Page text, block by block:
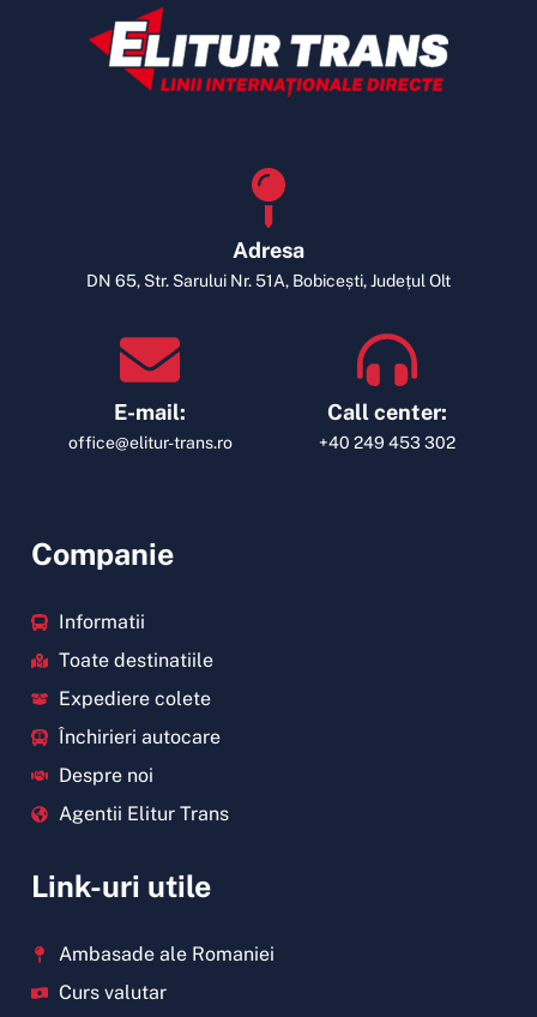
Adresa
DN 65, Str. Sarului Nr. 51A, Bobicești, Județul Olt
E-mail:
office@elitur-trans.ro
Call center:
+40 249 453 302
Companie
Informatii
Toate destinatiile
Expediere colete
Închirieri autocare
Despre noi
Agentii Elitur Trans
Link-uri utile
Ambasade ale Romaniei
Curs valutar